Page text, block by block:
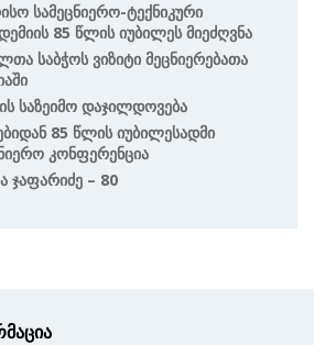
Სამეცნიერო-Ტექნიკური
85 Წლის Იუბილეს Მიეძღვნა
Საბჭოს Ვიზიტი Მეცნიერებათა
Საზეიმო Დაჯილდოვება
85 Წლის Იუბილესადმი
Კონფერენცია
Ჯაფარიძე – 80